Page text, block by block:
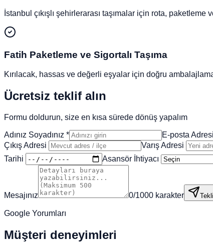
İstanbul çıkışlı şehirlerarası taşımalar için rota,
Fatih Paketleme ve Sigortalı Taşıma
Kırılacak, hassas ve değerli eşyalar için doğru
Ücretsiz teklif alın
Formu doldurun, size en kısa sürede dönüş yapalım
Adınız Soyadınız * E-posta
Çıkış Adresi
Varış Adresi
Tarihi
Asansör İhtiyacı
Mesajınız 0/1000 karakter
Google Yorumları
Müşteri deneyimleri